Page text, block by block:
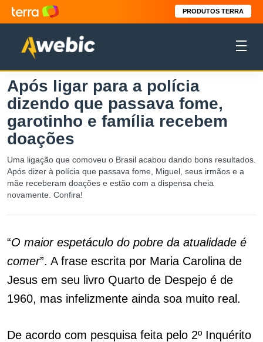
PRODUTOS TERRA
Após ligar para a polícia
dizendo que passava fome,
garotinho e família recebem
doações
Uma ligação que comoveu o Brasil acabou dando bons resultados.
Após dizer à polícia que passava fome, Miguel, seus irmãos e a
mãe receberam doações e estão com a dispensa cheia
novamente. Confira!
“O maior espetáculo do pobre da atualidade é
comer”. A frase escrita por Maria Carolina de
Jesus em seu livro Quarto de Despejo é de
1960, mas infelizmente ainda soa muito real.
De acordo com pesquisa feita pelo 2º Inquérito